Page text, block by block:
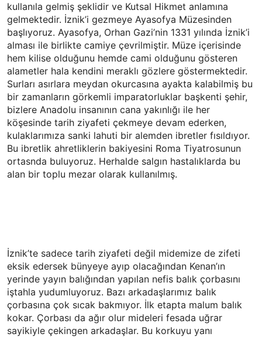
kullanıla gelmiş şeklidir ve Kutsal Hikmet anlamına
gelmektedir. İznik’i gezmeye Ayasofya Müzesinden
başlıyoruz. Ayasofya, Orhan Gazi’nin 1331 yılında İznik’i
alması ile birlikte camiye çevrilmiştir. Müze içerisinde
hem kilise olduğunu hemde cami olduğunu gösteren
alametler hala kendini meraklı gözlere göstermektedir.
Surları asırlara meydan okurcasına ayakta kalabilmiş bu
bir zamanların görkemli imparatorluklar başkenti şehir,
bizlere Anadolu insanının cana yakınlığı ile her
köşesinde tarih ziyafeti çekmeye devam ederken,
kulaklarımıza sanki lahuti bir alemden ibretler fısıldıyor.
Bu ibretlik ahretliklerin bakiyesini Roma Tiyatrosunun
ortasnda buluyoruz. Herhalde salgın hastalıklarda bu
alan bir toplu mezar olarak kullanılmış.
İznik’te sadece tarih ziyafeti değil midemize de zifeti
eksik edersek bünyeye ayıp olacağından Kenan’ın
yerinde yayın balığından yapılan nefis balık çorbasını
iştahla yudumluyoruz. Bazı arkadaşlarımız balık
çorbasına çok sıcak bakmıyor. İlk etapta malum balık
kokar. Çorbası da ağır olur mideleri fesada uğrar
sayikiyle çekingen arkadaşlar. Bu korkuyu yanı